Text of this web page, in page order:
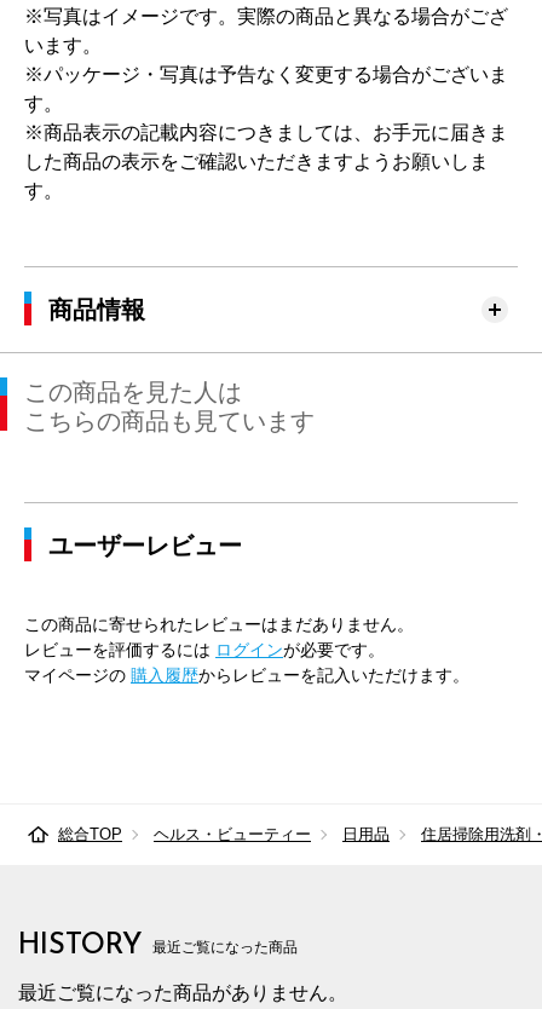
※写真はイメージです。実際の商品と異なる場合がござ
います。
※パッケージ・写真は予告なく変更する場合がございま
す。
※商品表示の記載内容につきましては、お手元に届きま
した商品の表示をご確認いただきますようお願いしま
す。
商品情報
この商品を見た人は
こちらの商品も見ています
ユーザーレビュー
この商品に寄せられたレビューはまだありません。
レビューを評価するには ログインが必要です。
マイページの 購入履歴からレビューを記入いただけます。
総合TOP ヘルス・ビューティー 日用品 住居掃除用洗剤
HISTORY 最近ご覧になった商品
最近ご覧になった商品がありません。